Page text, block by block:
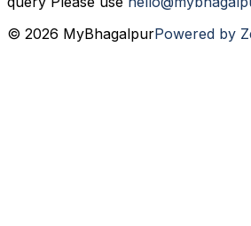
© 2026 MyBhagalpurPowered by